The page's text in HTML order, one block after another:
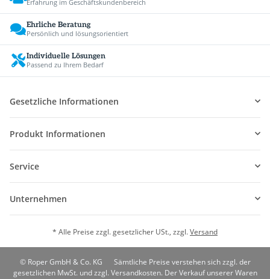
Erfahrung im Geschäftskundenbereich
Ehrliche Beratung
Persönlich und lösungsorientiert
Individuelle Lösungen
Passend zu Ihrem Bedarf
Gesetzliche Informationen
Produkt Informationen
Service
Unternehmen
* Alle Preise zzgl. gesetzlicher USt., zzgl.Versand
© Roper GmbH & Co. KG
Sämtliche Preise verstehen sich zzgl. der
gesetzlichen MwSt. und zzgl. Versandkosten. Der Verkauf unserer Waren